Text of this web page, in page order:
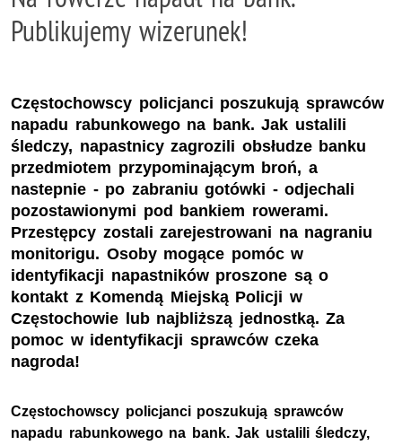
Publikujemy wizerunek!
Częstochowscy policjanci poszukują sprawców
napadu rabunkowego na bank. Jak ustalili
śledczy, napastnicy zagrozili obsłudze banku
przedmiotem przypominającym broń, a
nastepnie - po zabraniu gotówki - odjechali
pozostawionymi pod bankiem rowerami.
Przestępcy zostali zarejestrowani na nagraniu
monitorigu. Osoby mogące pomóc w
identyfikacji napastników proszone są o
kontakt z Komendą Miejską Policji w
Częstochowie lub najbliższą jednostką. Za
pomoc w identyfikacji sprawców czeka
nagroda!
Częstochowscy policjanci poszukują sprawców
napadu rabunkowego na bank. Jak ustalili śledczy,